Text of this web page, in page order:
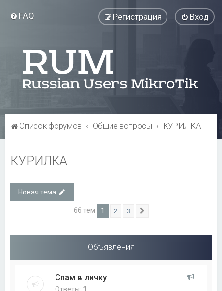
FAQ Вход
Регистрация
Список форумов Общие вопросы КУРИЛКА
КУРИЛКА
Новая тема
66 тем 1 2 3
Объявления
Спам в личку
Ответы: 1